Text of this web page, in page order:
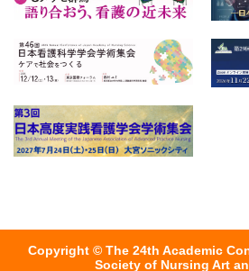
Copyright © The 24th Academic
Society of Nursing Art